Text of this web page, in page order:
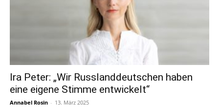
Ira Peter: „Wir Russlanddeutschen haben
eine eigene Stimme entwickelt“
Annabel Rosin - 13. März 2025